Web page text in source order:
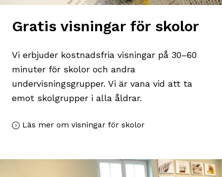
Gratis visningar för skolor
Vi erbjuder kostnadsfria visningar på 30–60
minuter för skolor och andra
undervisningsgrupper. Vi är vana vid att ta
emot skolgrupper i alla åldrar.
Läs mer om visningar för skolor